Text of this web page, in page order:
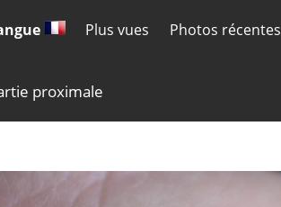
Plus vues Photos récentes
proximale